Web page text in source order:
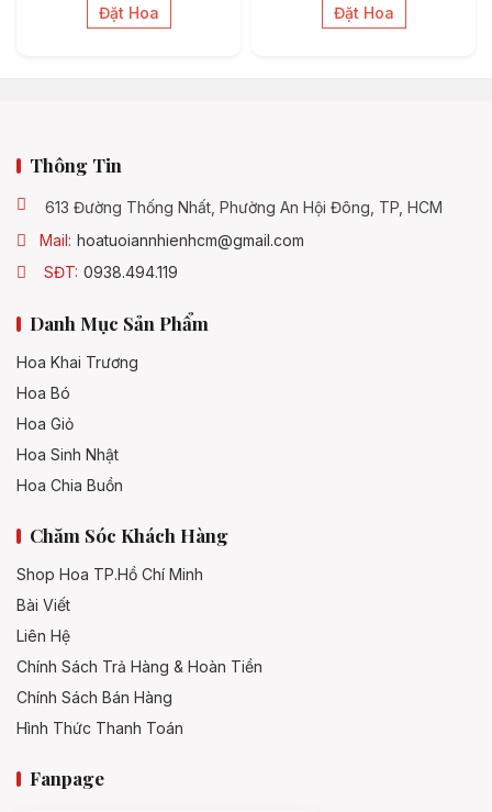
Đặt Hoa Đặt Hoa
Thông Tin
613 Đường Thống Nhất, Phường An Hội Đông, TP, HCM
Mail: hoatuoiannhienhcm@gmail.com
SĐT: 0938.494.119
Danh Mục Sản Phẩm
Hoa Khai Trương
Hoa Bó
Hoa Giỏ
Hoa Sinh Nhật
Hoa Chia Buồn
Chăm Sóc Khách Hàng
Shop Hoa TP.Hồ Chí Minh
Bài Viết
Liên Hệ
Chính Sách Trả Hàng & Hoàn Tiền
Chính Sách Bán Hàng
Hình Thức Thanh Toán
Fanpage